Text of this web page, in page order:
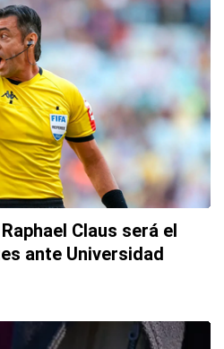
Raphael Claus será el
ante Universidad